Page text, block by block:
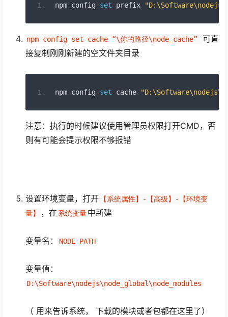
npm config set prefix
npm config set cache “\你的路径\node_cache”
可直
接复制刚刚新建的空文件夹目录
npm config set cache
注意：执行的时候建议使用管理员权限打开CMD，否
则有可能会提示权限不够报错
设置环境变量，打开
【系统属性】-【高级】-【环境变
量】
，在 系统变量中新建
变量名： NODE_PATH
变量值：
D:\Software\nodejs\node_global\node_modules
（ 用来告诉系统， 下载的模块或者包都在这里了）